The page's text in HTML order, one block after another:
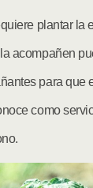
plantar la
acompañen
para que
como